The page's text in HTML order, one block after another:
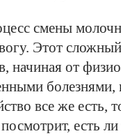
смены
Этот
начиная от
болезнями,
все же есть,
есть